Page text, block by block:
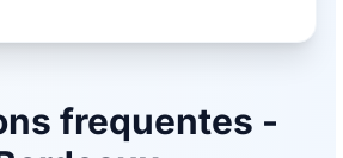
frequentes -